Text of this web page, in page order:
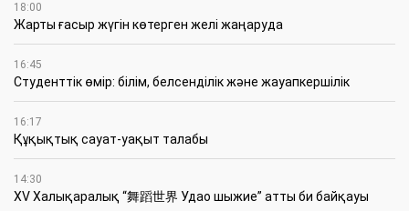
18:00
Жарты ғасыр жүгін көтерген желі жаңаруда
16:45
Студенттік өмір: білім, белсенділік және жауапкершілік
16:17
Құқықтық сауат-уақыт талабы
14:30
XV Халықаралық “舞蹈世界 Удао шыжие” атты би байқауы